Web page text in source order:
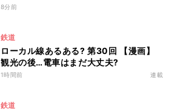
8分前
鉄道
ローカル線あるある? 第30回 【漫画】
観光の後…電車はまだ大丈夫?
1時間前 連載
鉄道